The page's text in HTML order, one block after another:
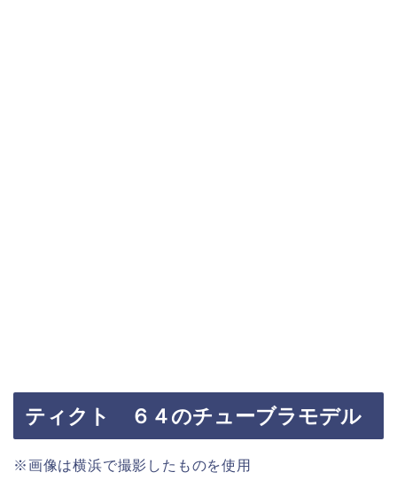
ティクト ６４のチューブラモデル
※画像は横浜で撮影したものを使用